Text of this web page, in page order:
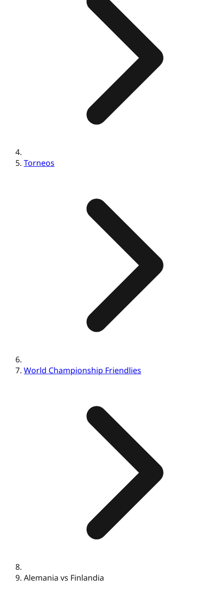
Torneos
World Championship Friendlies
Alemania vs Finlandia